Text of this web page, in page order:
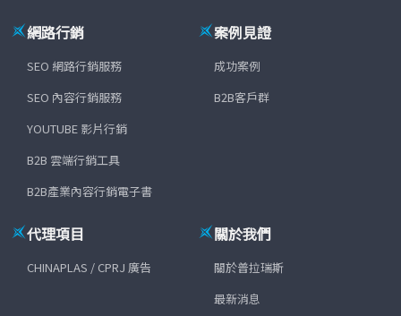
網路行銷
SEO 網路行銷服務
SEO 內容行銷服務
YOUTUBE 影片行銷
B2B 雲端行銷工具
B2B產業內容行銷電子書
案例見證
成功案例
B2B客戶群
代理項目
CHINAPLAS / CPRJ 廣告
關於我們
關於普拉瑞斯
最新消息